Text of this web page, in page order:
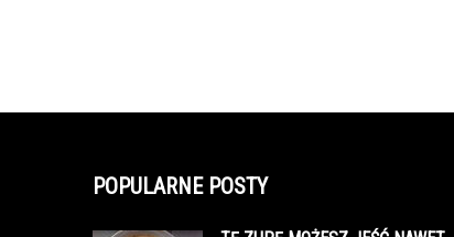
POPULARNE POSTY